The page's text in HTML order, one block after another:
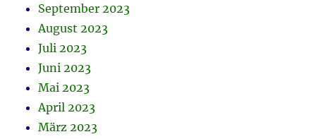
September 2023
August 2023
Juli 2023
Juni 2023
Mai 2023
April 2023
März 2023